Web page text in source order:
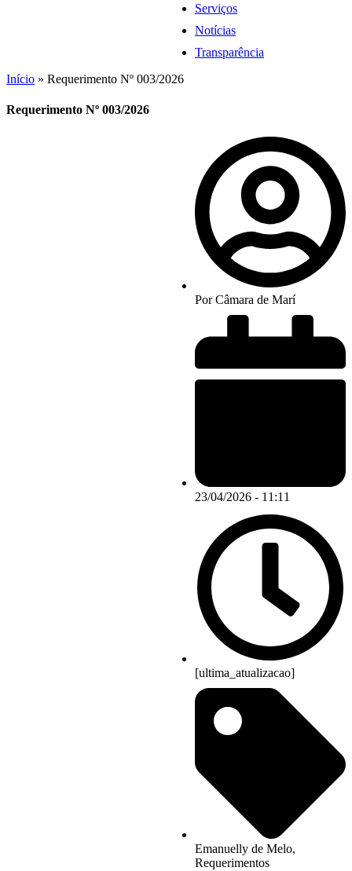
Serviços
Notícias
Transparência
Início » Requerimento Nº 003/2026
Requerimento Nº 003/2026
PorCâmara de Marí
23/04/2026 - 11:11
[ultima_atualizacao]
Emanuelly de Melo,
Requerimentos